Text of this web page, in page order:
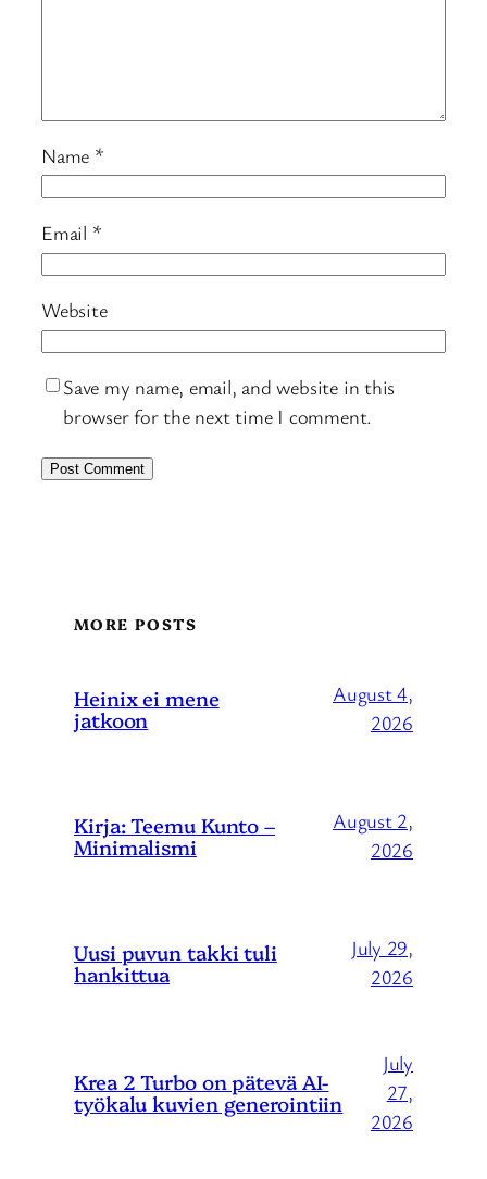
Name *
Email *
Website
Save my name, email, and website in this
browser for the next time I comment.
MORE POSTS
Heinix ei mene
jatkoon
August 4,
2026
Kirja: Teemu Kunto –
Minimalismi
August 2,
2026
Uusi puvun takki tuli
hankittua
July 29,
2026
Krea 2 Turbo on pätevä AI-
työkalu kuvien generointiin
July
27,
2026